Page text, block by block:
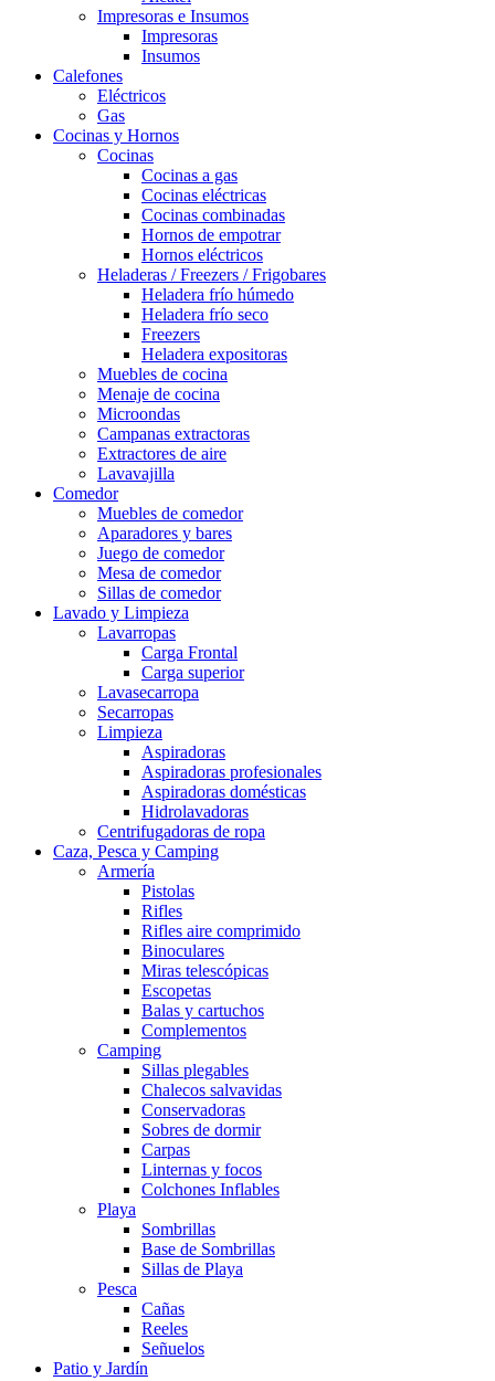
Impresoras e Insumos
Impresoras
Insumos
Calefones
Eléctricos
Gas
Cocinas y Hornos
Cocinas
Cocinas a gas
Cocinas eléctricas
Cocinas combinadas
Hornos de empotrar
Hornos eléctricos
Heladeras / Freezers / Frigobares
Heladera frío húmedo
Heladera frío seco
Freezers
Heladera expositoras
Muebles de cocina
Menaje de cocina
Microondas
Campanas extractoras
Extractores de aire
Lavavajilla
Comedor
Muebles de comedor
Aparadores y bares
Juego de comedor
Mesa de comedor
Sillas de comedor
Lavado y Limpieza
Lavarropas
Carga Frontal
Carga superior
Lavasecarropa
Secarropas
Limpieza
Aspiradoras
Aspiradoras profesionales
Aspiradoras domésticas
Hidrolavadoras
Centrifugadoras de ropa
Caza, Pesca y Camping
Armería
Pistolas
Rifles
Rifles aire comprimido
Binoculares
Miras telescópicas
Escopetas
Balas y cartuchos
Complementos
Camping
Sillas plegables
Chalecos salvavidas
Conservadoras
Sobres de dormir
Carpas
Linternas y focos
Colchones Inflables
Playa
Sombrillas
Base de Sombrillas
Sillas de Playa
Pesca
Cañas
Reeles
Señuelos
Patio y Jardín